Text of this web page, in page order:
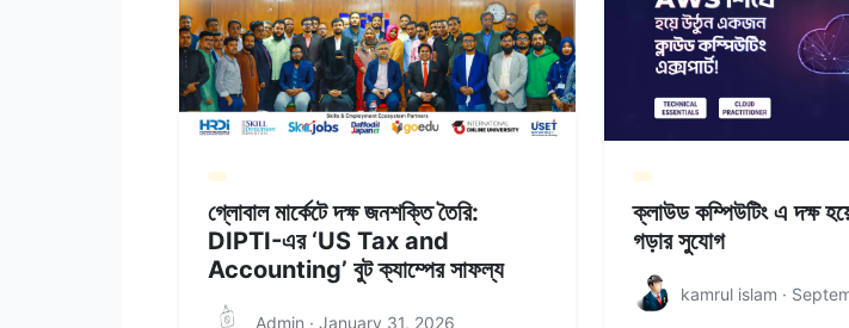
গ্লোবাল মার্কেটে দক্ষ জনশক্তি তৈরি:
DIPTI-এর ‘US Tax and
Accounting’ বুট ক্যাম্পের সাফল্য
Admin · January 31, 2026
ক্লাউড কম্পিউটিং এ দক্ষ
গড়ার সুযোগ
kamrul islam ·